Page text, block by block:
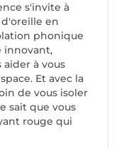
s'invite à
d'oreille en
phonique
innovant,
aider à vous
Et avec la
de vous isoler
sait que vous
rouge qui